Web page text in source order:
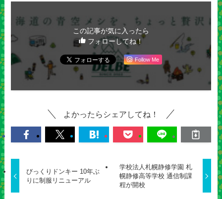
この記事が気に入ったら
フォローしてね！
Follow Me
よかったらシェアしてね！
びっくりドンキー 10年ぶ
りに制服リニューアル
学校法人札幌静修学園 札
幌静修高等学校 通信制課
程が開校